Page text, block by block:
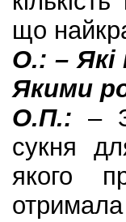
що
О.: – Які
Якими
О.П.:
–
сукня
якого
отримала